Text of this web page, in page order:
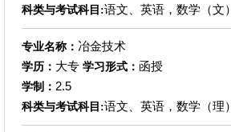
科类与考试科目:语文、英语，数学（文）
专业名称： 冶金技术
学历： 大专 学习形式： 函授
学制： 2.5
科类与考试科目:语文、英语，数学（理）